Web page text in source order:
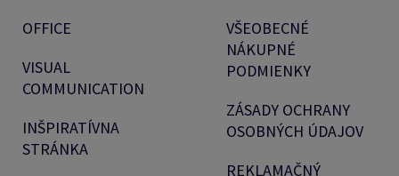
OFFICE
VISUAL
COMMUNICATION
INŠPIRATÍVNA
STRÁNKA
VŠEOBECNÉ
NÁKUPNÉ
PODMIENKY
ZÁSADY OCHRANY
OSOBNÝCH ÚDAJOV
REKLAMAČNÝ